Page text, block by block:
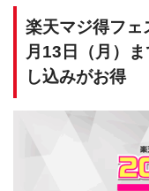
楽天マジ得フ
月13日（月）
し込みがお得